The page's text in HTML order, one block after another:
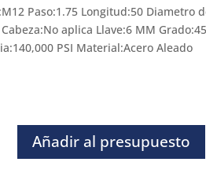
Paso:1.75 Longitud:50 Diametro
aplica Llave:6 MM
PSI Material:Acero Aleado
Añadir al presupuesto